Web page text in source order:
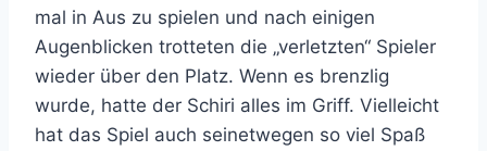
mal in Aus zu spielen und nach einigen
Augenblicken trotteten die „verletzten“ Spieler
wieder über den Platz. Wenn es brenzlig
wurde, hatte der Schiri alles im Griff. Vielleicht
hat das Spiel auch seinetwegen so viel Spaß